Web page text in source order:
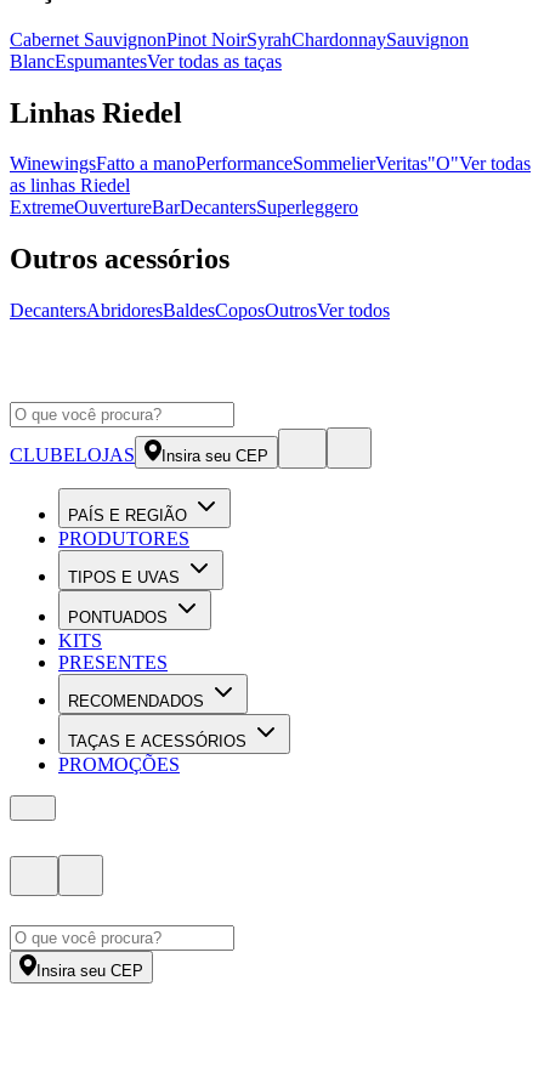
Cabernet SauvignonPinot NoirSyrahChardonnaySauvignon
BlancEspumantesVer todas as taças
Linhas Riedel
WinewingsFatto a manoPerformanceSommelierVeritas"O"Ver todas
as linhas Riedel
ExtremeOuvertureBarDecantersSuperleggero
Outros acessórios
DecantersAbridoresBaldesCoposOutrosVer todos
CLUBELOJAS Insira seu CEP
PAÍS E REGIÃO
PRODUTORES
TIPOS E UVAS
PONTUADOS
KITS
PRESENTES
RECOMENDADOS
TAÇAS E ACESSÓRIOS
PROMOÇÕES
Insira seu CEP